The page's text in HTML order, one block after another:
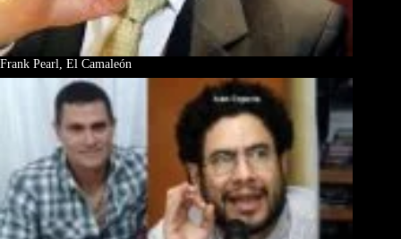
Frank Pearl, El Camaleón